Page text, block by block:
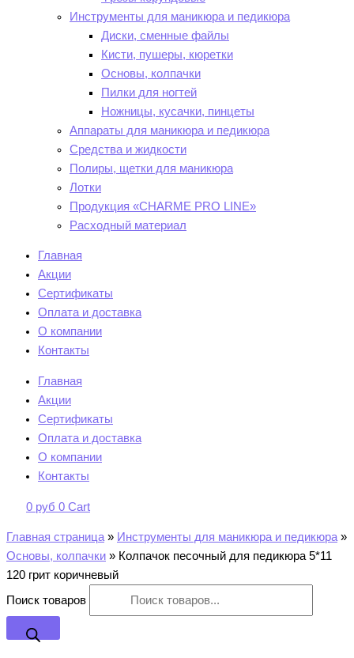
Инструменты для маникюра и педикюра
Диски, сменные файлы
Кисти, пушеры, кюретки
Основы, колпачки
Пилки для ногтей
Ножницы, кусачки, пинцеты
Аппараты для маникюра и педикюра
Средства и жидкости
Полиры, щетки для маникюра
Лотки
Продукция «CHARME PRO LINE»
Расходный материал
Главная
Акции
Сертификаты
Оплата и доставка
О компании
Контакты
Главная
Акции
Сертификаты
Оплата и доставка
О компании
Контакты
0 руб 0 Cart
Главная страница» Инструменты для маникюра и педикюра»
Основы, колпачки » Колпачок песочный для педикюра 5*11
120 грит коричневый
Поиск товаров